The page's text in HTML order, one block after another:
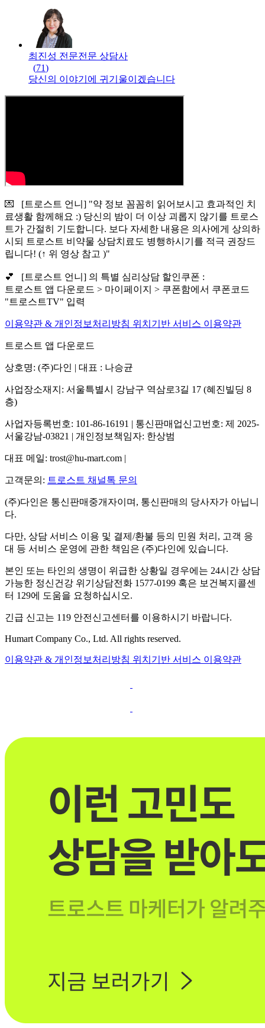
최진성 전문전문 상담사
(71)
당신의 이야기에 귀기울이겠습니다
💌 [트로스트 언니] "약 정보 꼼꼼히 읽어보시고 효과적인 치
료생활 함께해요 :) 당신의 밤이 더 이상 괴롭지 않기를 트로스
트가 간절히 기도합니다. 보다 자세한 내용은 의사에게 상의하
시되 트로스트 비약물 상담치료도 병행하시기를 적극 권장드
립니다! (↑ 위 영상 참고 )"
💕 [트로스트 언니] 의 특별 심리상담 할인쿠폰 :
트로스트 앱 다운로드 > 마이페이지 > 쿠폰함에서 쿠폰코드
"트로스트TV" 입력
이용약관 & 개인정보처리방침 위치기반 서비스 이용약관
트로스트 앱 다운로드
상호명: (주)다인 | 대표 : 나승균
사업장소재지: 서울특별시 강남구 역삼로3길 17 (혜진빌딩 8
층)
사업자등록번호: 101-86-16191 | 통신판매업신고번호: 제 2025-
서울강남-03821 | 개인정보책임자: 한상범
대표 메일: trost@hu-mart.com |
고객문의: 트로스트 채널톡 문의
(주)다인은 통신판매중개자이며, 통신판매의 당사자가 아닙니
다.
다만, 상담 서비스 이용 및 결제/환불 등의 민원 처리, 고객 응
대 등 서비스 운영에 관한 책임은 (주)다인에 있습니다.
본인 또는 타인의 생명이 위급한 상황일 경우에는 24시간 상담
가능한 정신건강 위기상담전화 1577-0199 혹은 보건복지콜센
터 129에 도움을 요청하십시오.
긴급 신고는 119 안전신고센터를 이용하시기 바랍니다.
Humart Company Co., Ltd. All rights reserved.
이용약관 & 개인정보처리방침 위치기반 서비스 이용약관